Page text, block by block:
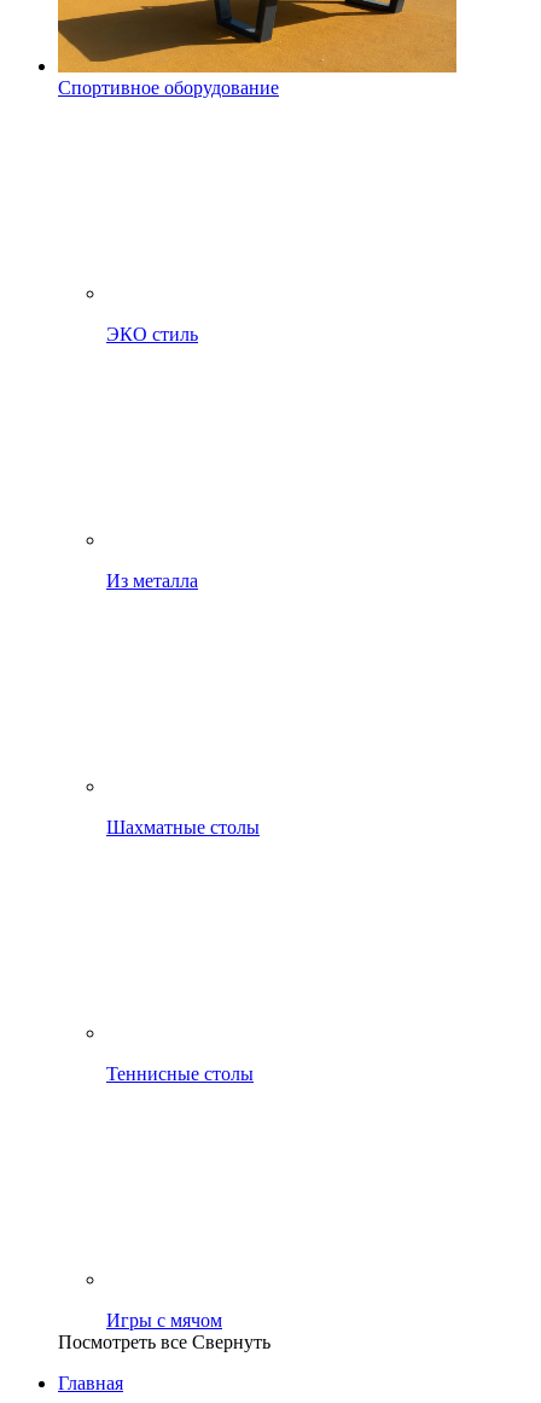
Спортивное оборудование
ЭКО стиль
Из металла
Шахматные столы
Теннисные столы
Игры с мячом
Посмотреть все Свернуть
Главная